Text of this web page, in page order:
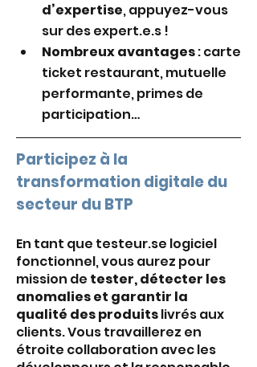
d’expertise, appuyez-vous
sur des expert.e.s !
Nombreux avantages : carte
ticket restaurant, mutuelle
performante, primes de
participation…
Participez à la
transformation digitale du
secteur du BTP
En tant que testeur.se logiciel
fonctionnel, vous aurez pour
mission de tester, détecter les
anomalies et garantir la
qualité des produits livrés aux
clients. Vous travaillerez en
étroite collaboration avec les